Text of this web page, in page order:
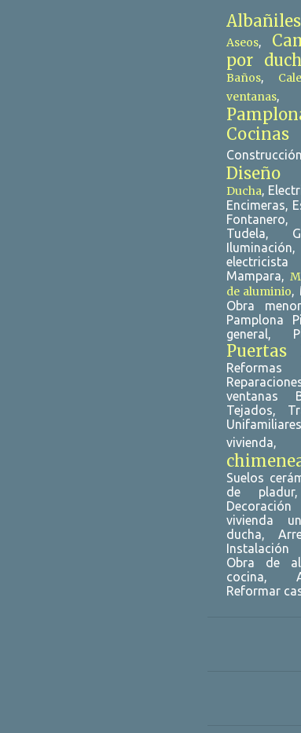
DESATASCOS
DESATASCOS
DESATASCOS
DESATASCOS
DESATASCOS
DESATASCOS
DESATASCOS
DESATASCOS
DESATASCOS
DESATASCOS
DESATASCOS
DESATASCOS
DESATASCOS
DESATASCOS
DESATASCOS
DESATASCOS
DESATASCOS
DESATASCOS
DESATASCOS
DESATASCOS
DESATASCOS
DESATASCOS
Aseos,
por
Baños,
ventanas
Ducha,
Encimeras,
Tudela,
Mampara,
de aluminio,
Obra
Pamplona
general,
Puertas
ventanas
Tejados,
Suelos
de
vivienda
ducha,
Obra de
cocina,
Reformar